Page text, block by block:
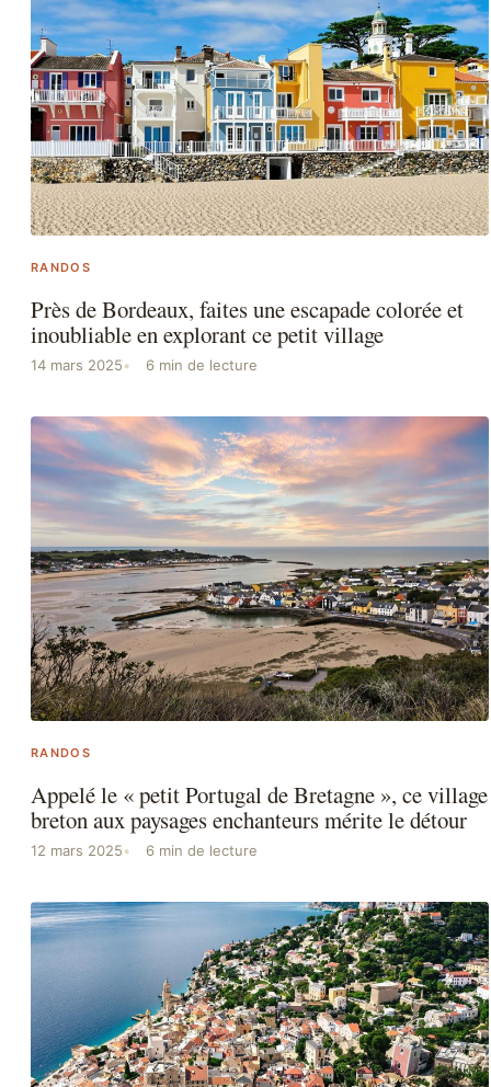
RANDOS
Près de Bordeaux, faites une escapade colorée et
inoubliable en explorant ce petit village
14 mars 2025 6 min de lecture
RANDOS
Appelé le « petit Portugal de Bretagne », ce village
breton aux paysages enchanteurs mérite le détour
12 mars 2025 6 min de lecture